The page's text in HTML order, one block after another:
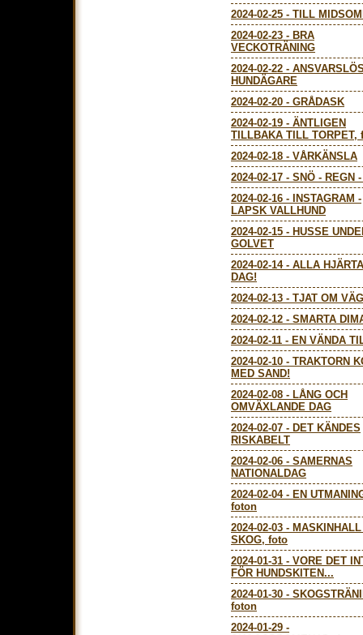
2024-02-25 - TILL
2024-02-23 - BRA
VECKOTRÄNING
2024-02-22 -
HUNDÄGARE
2024-02-20 - GRÅDASK
2024-02-19 - ÄNTLIGEN
TILLBAKA TILL TORPET,
2024-02-18 - VÅRKÄNSLA
2024-02-17 - SNÖ - REGN
2024-02-16 -
INSTAGRAM -
LAPSK VALLHUND
2024-02-15 - HUSSE
GOLVET
2024-02-14- ALLA
DAG!
2024-02-13 - TJAT OM
2024-02-12 - SMARTA
2024-02-11 - EN VÄNDA
2024-02-10 - TRAKTORN
MED SAND!
2024-02-08 - LÅNG OCH
OMVÄXLANDE DAG
2024-02-07 - DET KÄNDES
RISKABELT
2024-02-06 - SAMERNAS
NATIONALDAG
2024-02-04- EN
foton
2024-02-03 -
SKOG, foto
2024-01-31 - VORE DET
FÖR HUNDSKITEN...
2024-01-30 -
foton
2024-01-29 -